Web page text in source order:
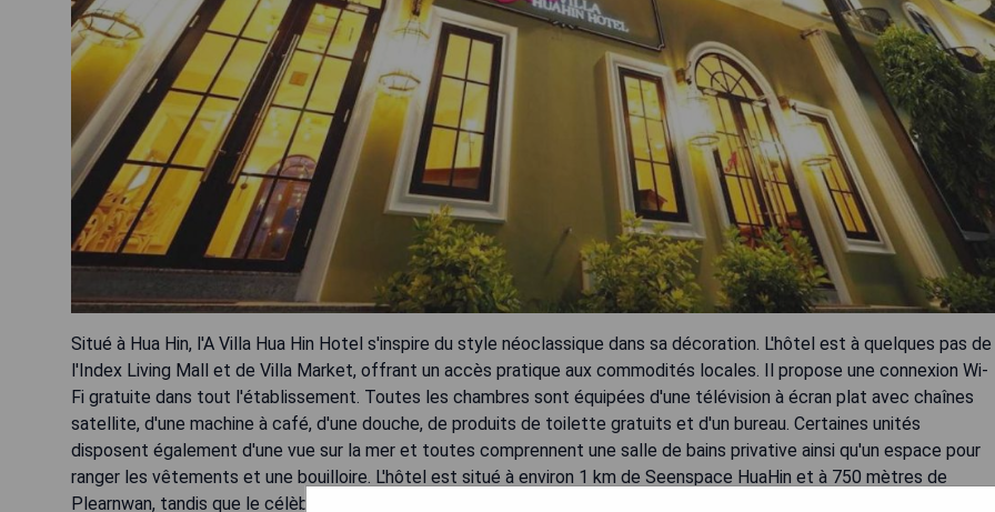
Situé à Hua Hin, l'A Villa Hua Hin Hotel s'inspire du style néoclassique dans sa décoration. L'hôtel est à quelques pas de
l'Index Living Mall et de Villa Market, offrant un accès pratique aux commodités locales. Il propose une connexion Wi-
Fi gratuite dans tout l'établissement. Toutes les chambres sont équipées d'une télévision à écran plat avec chaînes
satellite, d'une machine à café, d'une douche, de produits de toilette gratuits et d'un bureau. Certaines unités
disposent également d'une vue sur la mer et toutes comprennent une salle de bains privative ainsi qu'un espace pour
ranger les vêtements et une bouilloire. L'hôtel est situé à environ 1 km de Seenspace HuaHin et à 750 mètres de
Plearnwan, tandis que le célèbre marché nocturne de Hua Hin se trouve à 3 km et la gare ferroviaire à 3,5 km. Hua Hin